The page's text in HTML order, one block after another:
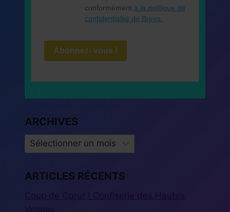
conformément à la politique de
confidentialité de Brevo.
Abonnez- vous !
ARCHIVES
ARCHIVES
ARTICLES RÉCENTS